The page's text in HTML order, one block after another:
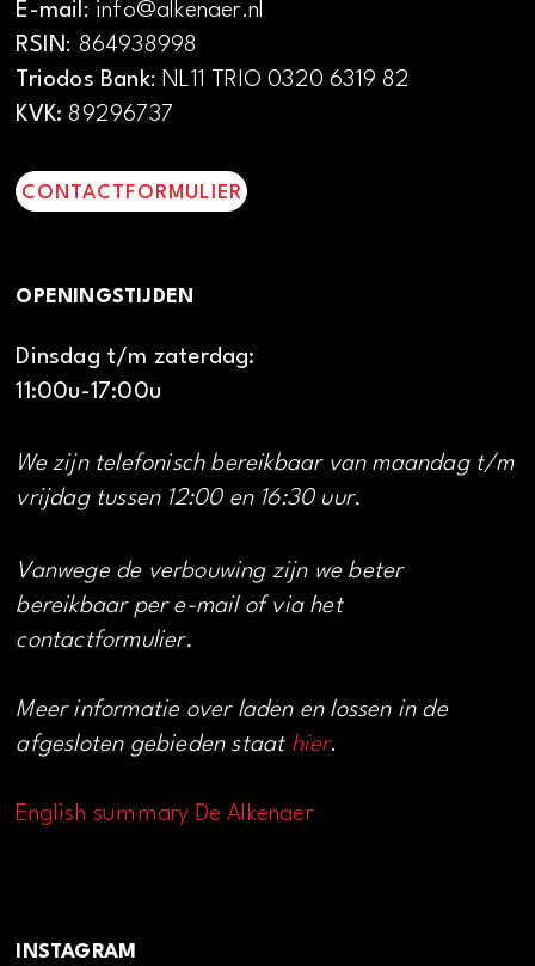
E-mail: info@alkenaer.nl
RSIN: 864938998
Triodos Bank: NL11 TRIO 0320 6319 82
KVK: 89296737
CONTACTFORMULIER
OPENINGSTIJDEN
Dinsdag t/m zaterdag:
11:00u-17:00u
We zijn telefonisch bereikbaar van maandag t/m
vrijdag tussen 12:00 en 16:30 uur.
Vanwege de verbouwing zijn we beter
bereikbaar per e-mail of via het
contactformulier.
Meer informatie over laden en lossen in de
afgesloten gebieden staat hier.
English summary De Alkenaer
INSTAGRAM